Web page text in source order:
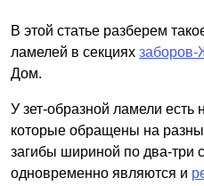
В этой статье разберем
ламелей в секциях
Дом.
У зет-образной ламели есть
которые обращены на
загибы шириной по два-три
одновременно являются и